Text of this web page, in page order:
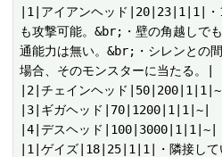
|1|アイアンヘッド|20|23|1|1|・
も攻撃可能。&br;・壁の角越しで
通能力は無い。&br;・シレンとの
場合、そのモンスターに当たる。|
|2|チェインヘッド|50|200|1|1|~|
|3|ギガヘッド|70|1200|1|1|~|
|4|デスヘッド|100|3000|1|1|~|
|1|ゲイズ|18|25|1|1|・隣接して